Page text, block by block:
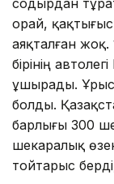
орай,
аяқталған
бірінің
ұшырады.
болды.
барлығы 300
шекаралық
тойтарыс